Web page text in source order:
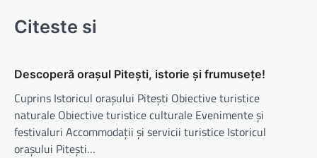
Citeste si
Descoperă orașul Pitești, istorie și frumusețe!
Cuprins Istoricul orașului Pitești Obiective turistice
naturale Obiective turistice culturale Evenimente și
festivaluri Accommodații și servicii turistice Istoricul
orașului Pitești…